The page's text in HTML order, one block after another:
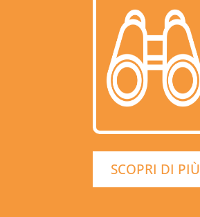
SCOPRI DI PIÙ